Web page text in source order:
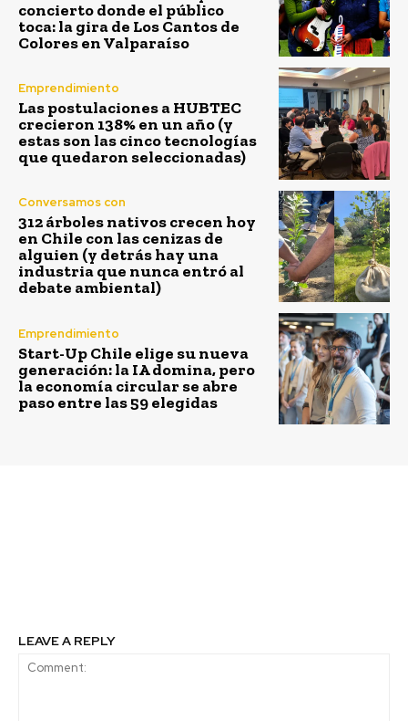
concierto donde el público
toca: la gira de Los Cantos de
Colores en Valparaíso
Emprendimiento
Las postulaciones a HUBTEC
crecieron 138% en un año (y
estas son las cinco tecnologías
que quedaron seleccionadas)
Conversamos con
312 árboles nativos crecen hoy
en Chile con las cenizas de
alguien (y detrás hay una
industria que nunca entró al
debate ambiental)
Emprendimiento
Start-Up Chile elige su nueva
generación: la IA domina, pero
la economía circular se abre
paso entre las 59 elegidas
LEAVE A REPLY